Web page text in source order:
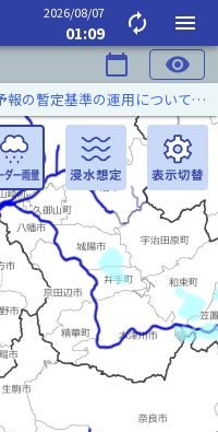
2026/08/07
01:09 autorenew
menu
calendar_today visibility
「令和８年熊本地震」に伴う球磨川洪水予報の暫定基準の運用について（令和８年８月５日）